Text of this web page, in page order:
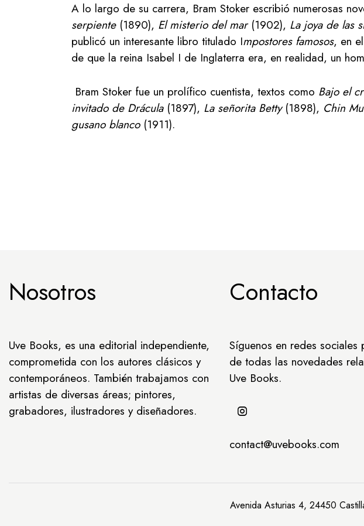
A lo largo de su carrera, Bram Stoker escribió numerosas
serpiente(1890), El misterio del mar(1902), La joya de las
publicó un interesante libro titulado Impostores famosos, en
de que la reina Isabel I de Inglaterra era, en realidad, un
Bram Stoker fue un prolífico cuentista, textos como Bajo el
invitado de Drácula (1897), La señorita Betty(1898), Chin
gusano blanco(1911).
Nosotros
Uve Books, es una editorial independiente,
comprometida con los autores clásicos y
contemporáneos. También trabajamos con
artistas de diversas áreas; pintores,
grabadores, ilustradores y diseñadores.
Contacto
Síguenos en redes sociales
de todas las novedades
Uve Books.
contact@uvebooks.com
Avenida Asturias 4, 24450